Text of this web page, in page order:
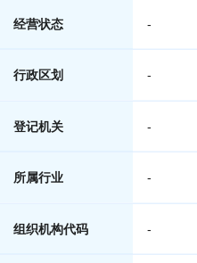
经营状态 -
行政区划 -
登记机关 -
所属行业 -
组织机构代码 -